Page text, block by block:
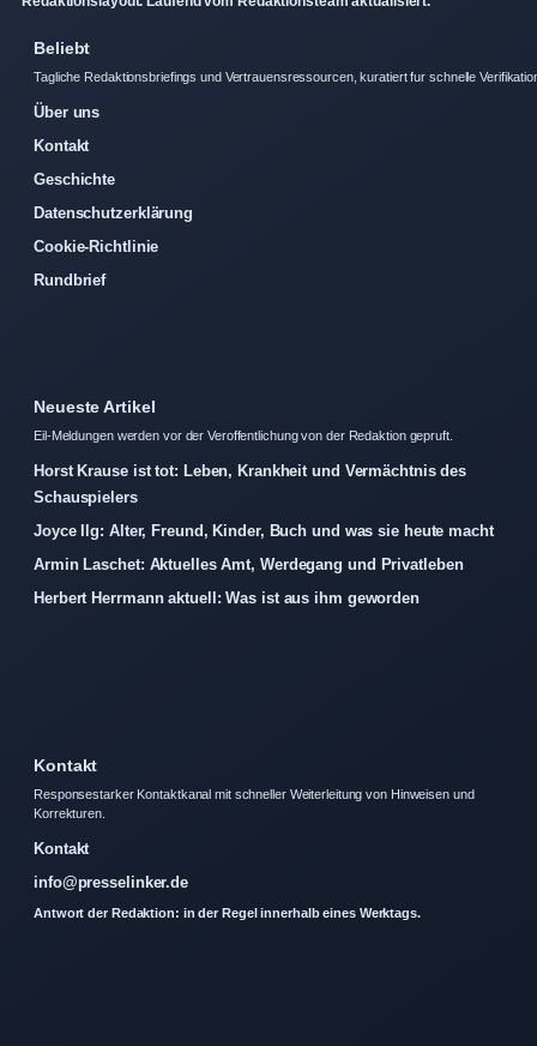
Beliebt
Tagliche Redaktionsbriefings und Vertrauensressourcen, kuratiert fur schnelle
Über uns
Kontakt
Geschichte
Datenschutzerklärung
Cookie-Richtlinie
Rundbrief
Neueste Artikel
Eil-Meldungen werden vor der Veroffentlichung von der Redaktion gepruft.
Horst Krause ist tot: Leben, Krankheit und Vermächtnis des
Schauspielers
Joyce Ilg: Alter, Freund, Kinder, Buch und was sie heute macht
Armin Laschet: Aktuelles Amt, Werdegang und Privatleben
Herbert Herrmann aktuell: Was ist aus ihm geworden
Kontakt
Responsestarker Kontaktkanal mit schneller Weiterleitung von Hinweisen und
Korrekturen.
Kontakt
info@presselinker.de
Antwort der Redaktion: in der Regel innerhalb eines Werktags.